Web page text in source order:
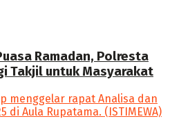
Ramadan, Polresta
Takjil untuk Masyarakat